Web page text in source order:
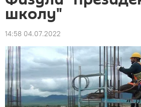
школу"
14:58 04.07.2022